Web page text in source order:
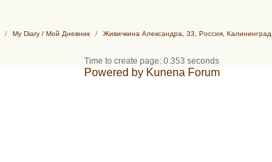
My Diary / Мой Дневник Живичкина Александра, 33, Россия, Калининград
Time to create page: 0.353 seconds
Powered by Kunena Forum